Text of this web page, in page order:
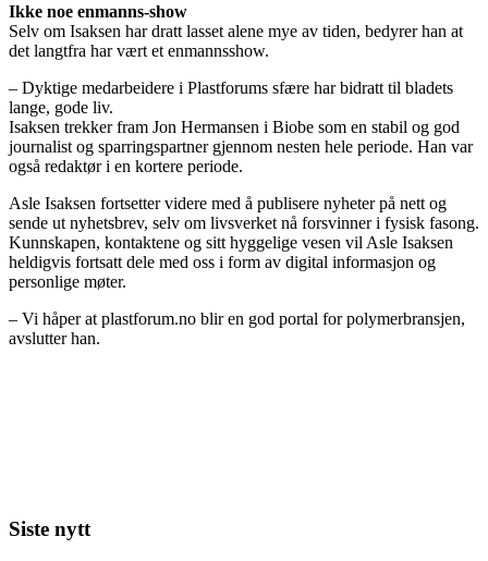
Ikke noe enmanns-show
Selv om Isaksen har dratt lasset alene mye av tiden, bedyrer han at
det langtfra har vært et enmannsshow.
– Dyktige medarbeidere i Plastforums sfære har bidratt til bladets
lange, gode liv.
Isaksen trekker fram Jon Hermansen i Biobe som en stabil og god
journalist og sparringspartner gjennom nesten hele periode. Han var
også redaktør i en kortere periode.
Asle Isaksen fortsetter videre med å publisere nyheter på nett og
sende ut nyhetsbrev, selv om livsverket nå forsvinner i fysisk fasong.
Kunnskapen, kontaktene og sitt hyggelige vesen vil Asle Isaksen
heldigvis fortsatt dele med oss i form av digital informasjon og
personlige møter.
– Vi håper at plastforum.no blir en god portal for polymerbransjen,
avslutter han.
Siste nytt